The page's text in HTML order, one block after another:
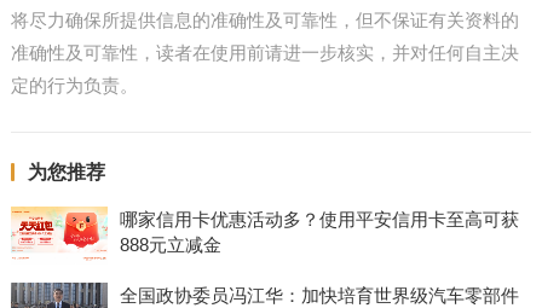
将尽力确保所提供信息的准确性及可靠性，但不保证有关资料的
准确性及可靠性，读者在使用前请进一步核实，并对任何自主决
定的行为负责。
为您推荐
哪家信用卡优惠活动多？使用平安信用卡至高可获
888元立减金
全国政协委员冯江华：加快培育世界级汽车零部件